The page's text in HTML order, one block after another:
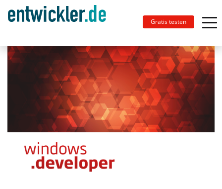
Gratis testen